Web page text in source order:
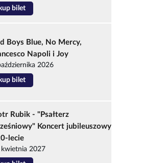
kup bilet
Boys Blue, No Mercy,
Napoli i Joy
2026
kup bilet
Rubik - "Psałterz
Koncert jubileuszowy
lecie
kwietnia 2027